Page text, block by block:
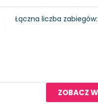
Łączna liczba
ZOBACZ